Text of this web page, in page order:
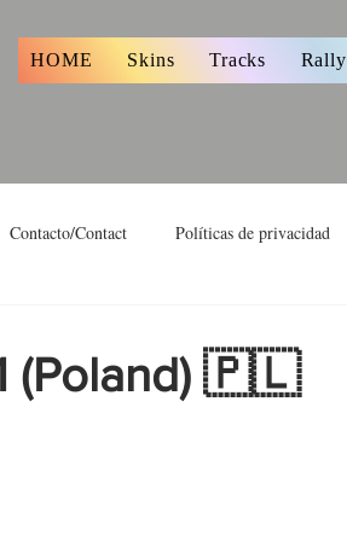
HOME Skins Tracks Rally
Contacto/Contact Políticas de privacidad
(Poland) 🇵🇱